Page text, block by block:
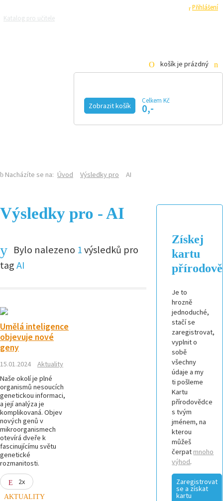
Přihlášení
Katalog pro učitele
košík je prázdný
Zobrazit košík
Celkem Kč
0,-
Nacházíte se na: Úvod Výsledky pro AI
Výsledky pro - AI
Bylo nalezeno 1výsledků pro
tagAI
Umělá inteligence
objevuje nové
geny
15.01.2024
Aktuality
Naše okolí je plné
organismů nesoucích
genetickou informaci,
a její analýza je
komplikovaná. Objev
nových genů v
mikroorganismech
otevírá dveře k
fascinujícímu světu
genetické
rozmanitosti.
2x
AKTUALITY
Získej
kartu
Je to
hrozně
jednoduché,
stačí se
zaregistrovat,
vyplnit o
sobě
všechny
údaje a my
ti pošleme
Kartu
přírodovědce
s tvým
jménem, na
kterou
můžeš
čerpat mnoho
výhod.
Zaregistrovat
se a získat
kartu